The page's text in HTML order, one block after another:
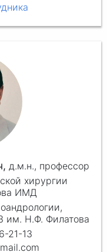
д.м.н., профессор
хирургии
ИМД
им. Н.Ф. Филатова
21-13